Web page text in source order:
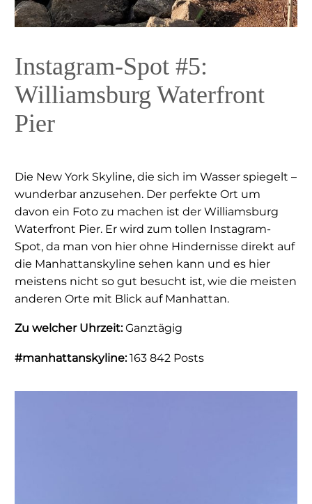
Instagram-Spot #5:
Williamsburg Waterfront
Pier
Die New York Skyline, die sich im Wasser spiegelt –
wunderbar anzusehen. Der perfekte Ort um
davon ein Foto zu machen ist der Williamsburg
Waterfront Pier. Er wird zum tollen Instagram-
Spot, da man von hier ohne Hindernisse direkt auf
die Manhattanskyline sehen kann und es hier
meistens nicht so gut besucht ist, wie die meisten
anderen Orte mit Blick auf Manhattan.
Zu welcher Uhrzeit:Ganztägig
#manhattanskyline:163 842 Posts